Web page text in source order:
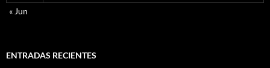
« Jun
ENTRADAS RECIENTES